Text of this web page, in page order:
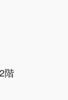
階